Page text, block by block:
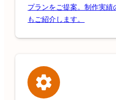
プランをご提案。制作実績
もご紹介します。